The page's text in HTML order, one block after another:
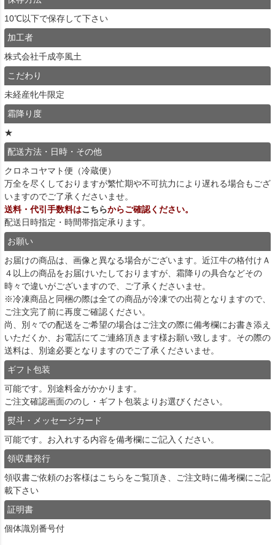
10℃以下で保存して下さい
加工者
株式会社千成亭風土
こだわり
未経産牝牛限定
霜降り度
★
配送方法・日時・その他
クロネコヤマト便（冷蔵便）
万全を尽くしておりますが繁忙期や不可抗力により遅れる場合もござ
いますのでご了承くださいませ。
送料・代引手数料はこちらからご確認ください。
配送日時指定・時間帯指定承ります。
お願い
お届けの商品は、画像と異なる場合がございます。近江牛の格付けＡ
４以上の商品をお届けいたしておりますが、霜降りの具合などその
時々で違いがございますので、ご了承くださいませ。
※冷凍商品と同梱の際は全ての商品が冷凍での出荷となりますので、
ご注文完了前に再度ご確認ください。
尚、別々での配送をご希望の場合はご注文の際に備考欄にお書き添え
いただくか、お電話にてご連絡頂きます様お願い致します。その際の
送料は、別途必要となりますのでご了承くださいませ。
ギフト包装
可能です。別途料金がかかります。
ご注文確認画面ののし・ギフト包装よりお選びください。
熨斗・メッセージカード
可能です。お入れする内容を備考欄にご記入ください。
領収書発行
領収書ご依頼のお客様はこちらをご覧頂き、ご注文時に備考欄にご記
載下さい
証明書
個体識別番号付